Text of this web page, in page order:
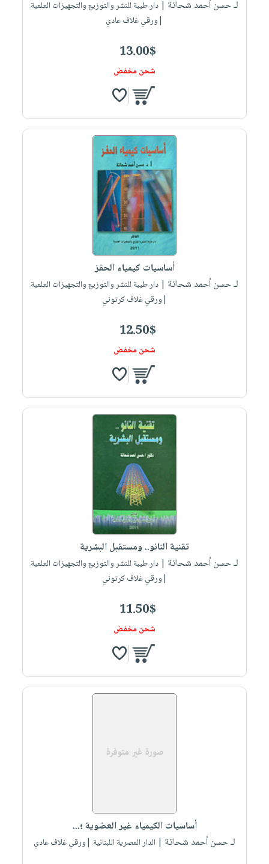
لـ حسن أحمد شحاتة | دار طيبة للنشر والتوزيع والتجهيزات العلمية
|ورقي غلاف عادي
13.00$
شحن مخفض
أساسيات كيمياء الحفز
لـ حسن أحمد شحاتة | دار طيبة للنشر والتوزيع والتجهيزات العلمية
|ورقي غلاف كرتوني
12.50$
شحن مخفض
تقنية النانو.. ومستقبل البشرية
لـ حسن أحمد شحاتة | دار طيبة للنشر والتوزيع والتجهيزات العلمية
|ورقي غلاف كرتوني
11.50$
شحن مخفض
أساسيات الكيمياء غير العضوية ؛...
لـ حسن أحمد شحاتة | الدار المصرية اللبنانية |ورقي غلاف عادي